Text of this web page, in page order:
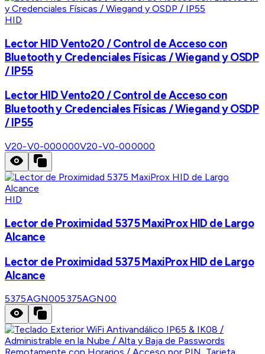
HID
Lector HID Vento20 / Control de Acceso con
Bluetooth y Credenciales Físicas / Wiegand y OSDP
/ IP55
Lector HID Vento20 / Control de Acceso con
Bluetooth y Credenciales Físicas / Wiegand y OSDP
/ IP55
V20-V0-000000V20-V0-000000
HID
Lector de Proximidad 5375 MaxiProx HID de Largo
Alcance
Lector de Proximidad 5375 MaxiProx HID de Largo
Alcance
5375AGN005375AGN00